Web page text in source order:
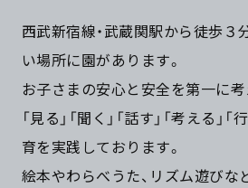
西武新宿線・武蔵関駅から徒歩３
い場所に園があります。
お子さまの安心と安全を第一に考
「見る」「聞く」「話す」「考える」
育を実践しております。
絵本やわらべうた、リズム遊びな